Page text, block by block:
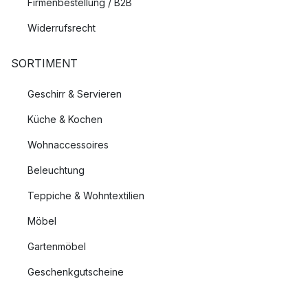
Firmenbestellung / B2B
Widerrufsrecht
SORTIMENT
Geschirr & Servieren
Küche & Kochen
Wohnaccessoires
Beleuchtung
Teppiche & Wohntextilien
Möbel
Gartenmöbel
Geschenkgutscheine